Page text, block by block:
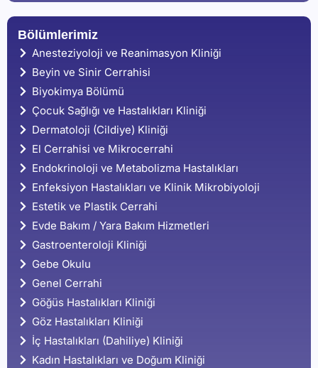
Bölümlerimiz
Anesteziyoloji ve Reanimasyon Kliniği
Beyin ve Sinir Cerrahisi
Biyokimya Bölümü
Çocuk Sağlığı ve Hastalıkları Kliniği
Dermatoloji (Cildiye) Kliniği
El Cerrahisi ve Mikrocerrahi
Endokrinoloji ve Metabolizma Hastalıkları
Enfeksiyon Hastalıkları ve Klinik Mikrobiyoloji
Estetik ve Plastik Cerrahi
Evde Bakım / Yara Bakım Hizmetleri
Gastroenteroloji Kliniği
Gebe Okulu
Genel Cerrahi
Göğüs Hastalıkları Kliniği
Göz Hastalıkları Kliniği
İç Hastalıkları (Dahiliye) Kliniği
Kadın Hastalıkları ve Doğum Kliniği